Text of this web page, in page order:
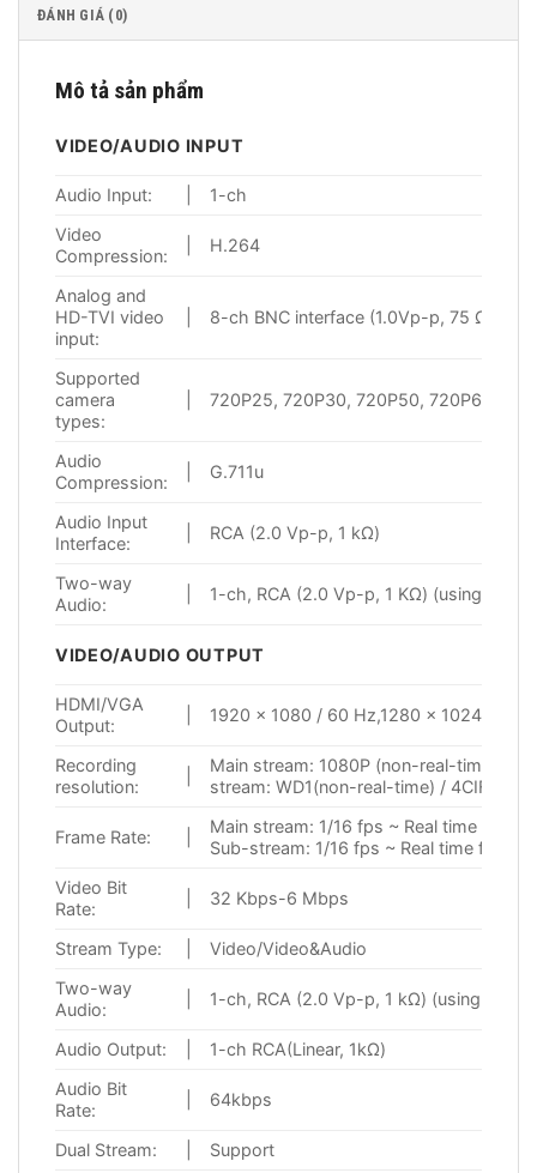
ĐÁNH GIÁ (0)
Mô tả sản phẩm
VIDEO/AUDIO INPUT
Audio Input:
1-ch
Video
Compression:
H.264
Analog and
HD-TVI video
input:
8-ch BNC interface (1.0Vp-p, 75 Ω)
Supported
camera
types:
720P25, 720P30, 720P50, 720P60,
Audio
Compression:
G.711u
Audio Input
Interface:
RCA (2.0 Vp-p, 1 kΩ)
Two-way
Audio:
1-ch, RCA (2.0 Vp-p, 1 KΩ) (using audio
VIDEO/AUDIO OUTPUT
HDMI/VGA
Output:
1920 × 1080 / 60 Hz,1280 × 1024 / 60
Recording
resolution:
Main stream: 1080P (non-real-time) /
stream: WD1(non-real-time) /
Frame Rate:
Main stream: 1/16 fps ~ Real time frame
Sub-stream: 1/16 fps ~ Real time frame
Video Bit
Rate:
32 Kbps-6 Mbps
Stream Type:
Video/Video&Audio
Two-way
Audio:
1-ch, RCA (2.0 Vp-p, 1 kΩ) (using the
Audio Output:
1-ch RCA(Linear, 1kΩ)
Audio Bit
Rate:
64kbps
Dual Stream: Support